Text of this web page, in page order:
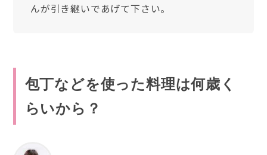
んが引き継いであげて下さい。
包丁などを使った料理は何歳く
らいから？